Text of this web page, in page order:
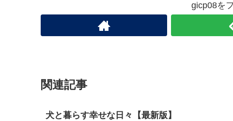
gicp08を
関連記事
犬と暮らす幸せな日々【最新版】